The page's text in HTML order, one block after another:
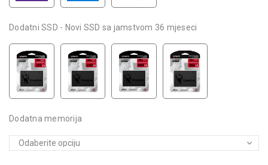
Dodatni SSD - Novi SSD sa jamstvom 36 mjeseci
Dodatna memorija